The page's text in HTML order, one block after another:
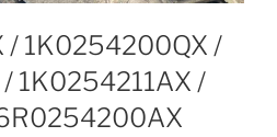
1K0254200QX /
1K0254211AX /